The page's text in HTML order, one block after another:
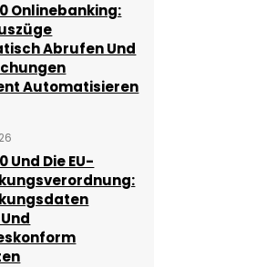
Onlinebanking:
Abrufen Und
Automatisieren
Und Die EU-